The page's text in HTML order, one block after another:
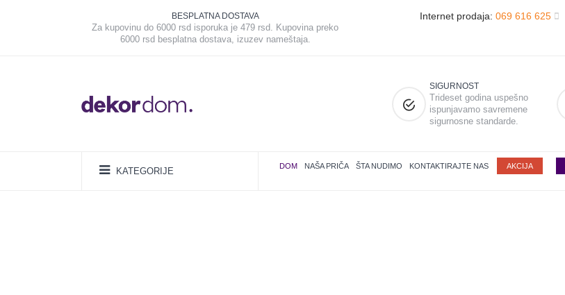
BESPLATNA DOSTAVA
Za kupovinu do 6000 rsd isporuka je 479 rsd. Kupovina preko
6000 rsd besplatna dostava, izuzev nameštaja.
Internet prodaja: 069 616 625
SIGURNOST
Trideset godina uspešno
ispunjavamo savremene
sigurnosne standarde.
KATEGORIJE DOM NAŠA PRIČA ŠTA NUDIMO KONTAKTIRAJTE NAS AKCIJA